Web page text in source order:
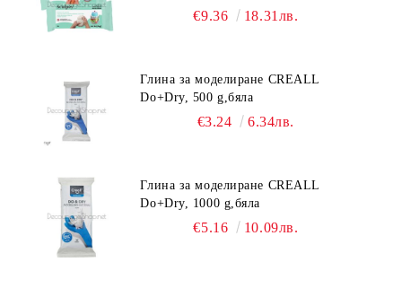
€9.36 18.31лв.
Глина за моделиране CREALL
Do+Dry, 500 g,бяла
€3.24 6.34лв.
Глина за моделиране CREALL
Do+Dry, 1000 g,бяла
€5.16 10.09лв.